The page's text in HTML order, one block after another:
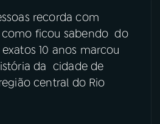
Facebook
recorda com
como ficou sabendo do
10 anos marcou
da cidade de
central do Rio